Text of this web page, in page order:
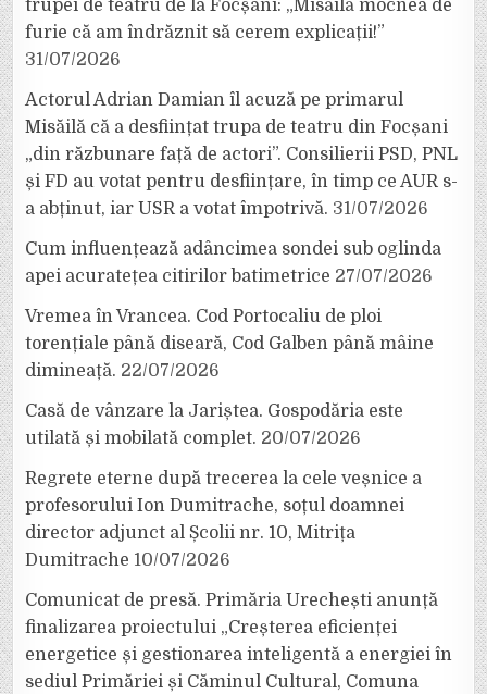
trupei de teatru de la Focșani: „Misăilă mocnea de
furie că am îndrăznit să cerem explicații!”
31/07/2026
Actorul Adrian Damian îl acuză pe primarul
Misăilă că a desființat trupa de teatru din Focșani
„din răzbunare față de actori”. Consilierii PSD, PNL
și FD au votat pentru desființare, în timp ce AUR s-
a abținut, iar USR a votat împotrivă. 31/07/2026
Cum influențează adâncimea sondei sub oglinda
apei acuratețea citirilor batimetrice 27/07/2026
Vremea în Vrancea. Cod Portocaliu de ploi
torențiale până diseară, Cod Galben până mâine
dimineață. 22/07/2026
Casă de vânzare la Jariștea. Gospodăria este
utilată și mobilată complet. 20/07/2026
Regrete eterne după trecerea la cele veșnice a
profesorului Ion Dumitrache, soțul doamnei
director adjunct al Școlii nr. 10, Mitrița
Dumitrache 10/07/2026
Comunicat de presă. Primăria Urechești anunță
finalizarea proiectului „Creșterea eficienței
energetice și gestionarea inteligentă a energiei în
sediul Primăriei și Căminul Cultural, Comuna